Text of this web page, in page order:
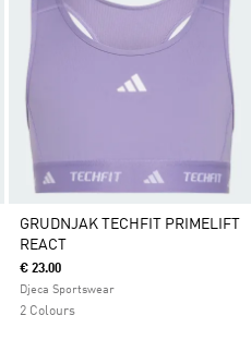
GRUDNJAK TECHFIT PRIMELIFT
REACT
€ 23.00
Djeca Sportswear
2 Colours